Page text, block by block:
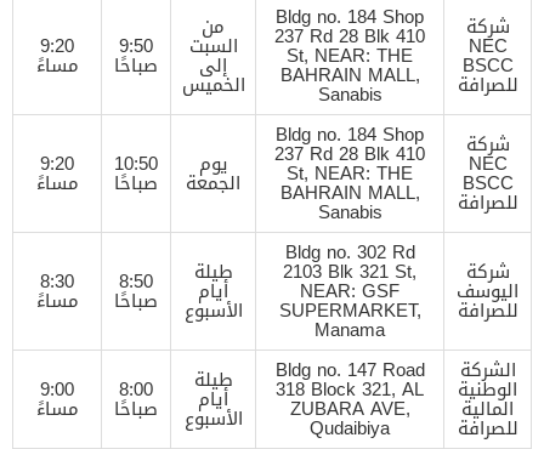
شركة
NEC
BSCC
للصرافة
Bldg no. 184 Shop
237 Rd 28 Blk 410
St, NEAR: THE
BAHRAIN MALL,
Sanabis
من
السبت
إلى
الخميس
9:50
صباحًا
9:20
مساءً
شركة
NEC
BSCC
للصرافة
Bldg no. 184 Shop
237 Rd 28 Blk 410
St, NEAR: THE
BAHRAIN MALL,
Sanabis
يوم
الجمعة
10:50
صباحًا
9:20
مساءً
شركة
اليوسف
للصرافة
Bldg no. 302 Rd
2103 Blk 321 St,
NEAR: GSF
SUPERMARKET,
Manama
طيلة
أيام
الأسبوع
8:50
صباحًا
8:30
مساءً
الشركة
الوطنية
المالية
للصرافة
Bldg no. 147 Road
318 Block 321, AL
ZUBARA AVE,
Qudaibiya
طيلة
أيام
الأسبوع
8:00
صباحًا
9:00
مساءً